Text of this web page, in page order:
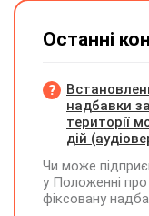
Останні
надбавки
території
дій
Чи може
у Положенні про
фіксовану